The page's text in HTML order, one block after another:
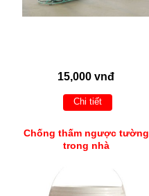
15,000 vnđ
Chi tiết
Chống thấm ngược tường
trong nhà